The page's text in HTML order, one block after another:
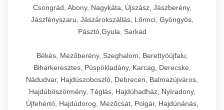
Csongrád, Abony, Nagykáta, Újszász, Jászberény,
Jászfényszaru, Jászárokszállás, Lőrinci, Gyöngyös,
Pásztó,Gyula, Sarkad
Békés, Mezőberény, Szeghalom, Berettyóújfalu,
Biharkeresztes, Püspökladány, Karcag, Derecske,
Nádudvar, Hajdúszoboszló, Debrecen, Balmazújváros,
Hajdúböszörmény, Téglás, Hajdúhadház, Nyíradony,
Újfehértó, Hajdúdorog, Mezőcsát, Polgár, Hajdúnánás,